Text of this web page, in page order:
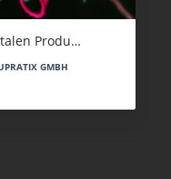
Produ…
GMBH